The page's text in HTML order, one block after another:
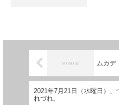
ムカデ
2021年7月21日（水曜日）、
れづれ。